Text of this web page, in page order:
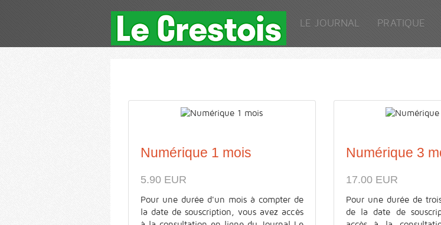
LE JOURNAL PRATIQUE
Numérique 1 mois
5.90 EUR
Pour une durée d'un mois à compter de
la date de souscription, vous avez accès
Numérique 3
17.00 EUR
Pour une durée de
de la date de